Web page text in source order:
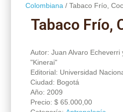
Colombiana / Tabaco Frío,
Tabaco Frío,
Autor: Juan Alvaro Echeverri
"Kinerai"
Editorial: Universidad
Ciudad: Bogotá
Año: 2009
Precio: $65.000,00